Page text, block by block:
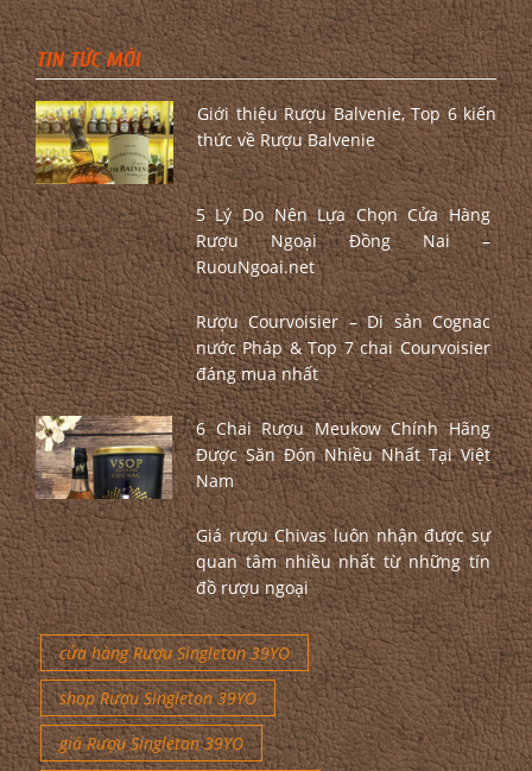
TIN TỨC MỚI
Giới thiệu Rượu Balvenie, Top 6 kiến
thức về Rượu Balvenie
5 Lý Do Nên Lựa Chọn Cửa Hàng
Rượu Ngoại Đồng Nai –
RuouNgoai.net
Rượu Courvoisier – Di sản Cognac
nước Pháp & Top 7 chai Courvoisier
đáng mua nhất
6 Chai Rượu Meukow Chính Hãng
Được Săn Đón Nhiều Nhất Tại Việt
Nam
Giá rượu Chivas luôn nhận được sự
quan tâm nhiều nhất từ những tín
đồ rượu ngoại
cửa hàng Rượu Singleton 39YO
shop Rượu Singleton 39YO
giá Rượu Singleton 39YO